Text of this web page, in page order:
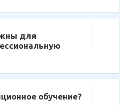
для
обучение?